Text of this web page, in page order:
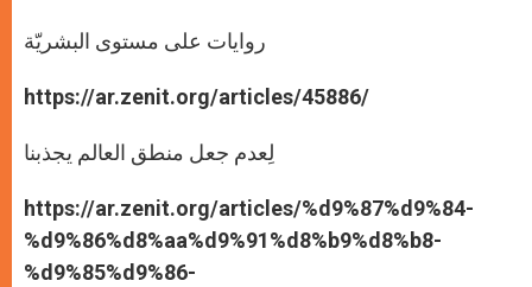
روايات على مستوى البشريّة
https://ar.zenit.org/articles/45886/
لِعدم جعل منطق العالم يجذبنا
https://ar.zenit.org/articles/%d9%87%d9%84-
%d9%86%d8%aa%d9%91%d8%b9%d8%b8-
%d9%85%d9%86-